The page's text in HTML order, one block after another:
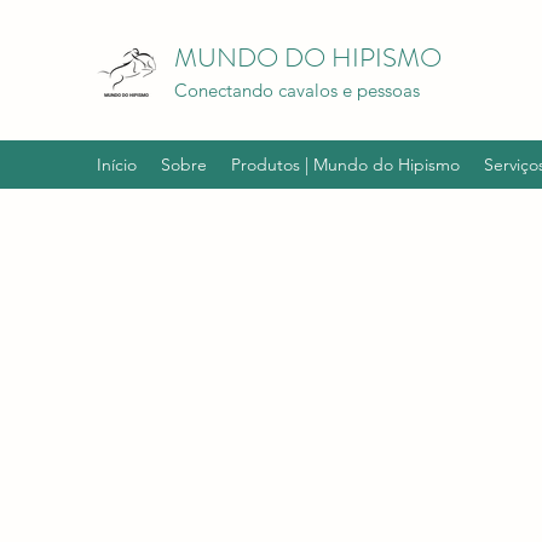
MUNDO DO HIPISMO
Conectando cavalos e pessoas
Início Sobre Produtos | Mundo do Hipismo